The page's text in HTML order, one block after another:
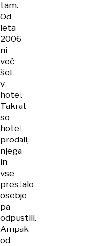
tam.
Od
leta
2006
ni
več
šel
v
hotel.
Takrat
so
hotel
prodali,
njega
in
vse
prestalo
osebje
pa
odpustili.
Ampak
od